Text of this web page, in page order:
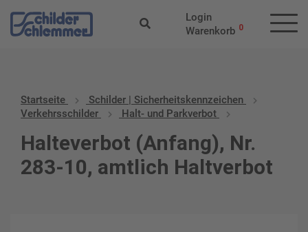
Login
Warenkorb 0
Startseite
Schilder | Sicherheitskennzeichen
Verkehrsschilder
Halt- und Parkverbot
Halteverbot (Anfang), Nr.
283-10, amtlich Haltverbot